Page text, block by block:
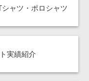
ャツ・ポロシャツ
実績紹介